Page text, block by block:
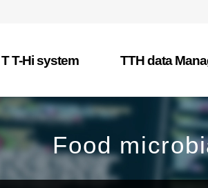
T T-Hi system
시스템 활용
제품소개
TTH data
T0 Data
T1 Data
T2 Data
T3 Data Logger
태그검색
Food